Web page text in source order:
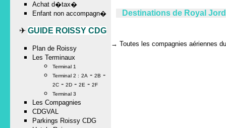
Destinations de Royal
→ Toutes les compagnies aériennes
Achat d�tax�
Enfant non accompagn�
✈ GUIDE ROISSY CDG
Plan de Roissy
Les Terminaux
Terminal 1
Terminal 2 : 2A - 2B -
2C - 2D - 2E - 2F
Terminal 3
Les Compagnies
CDGVAL
Parkings Roissy CDG